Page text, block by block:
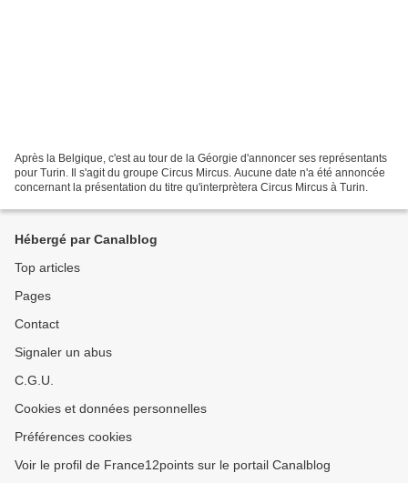
Après la Belgique, c'est au tour de la Géorgie d'annoncer ses représentants
pour Turin. Il s'agit du groupe Circus Mircus. Aucune date n'a été annoncée
concernant la présentation du titre qu'interprètera Circus Mircus à Turin.
Hébergé par Canalblog
Top articles
Pages
Contact
Signaler un abus
C.G.U.
Cookies et données personnelles
Préférences cookies
Voir le profil de France12points sur le portail Canalblog